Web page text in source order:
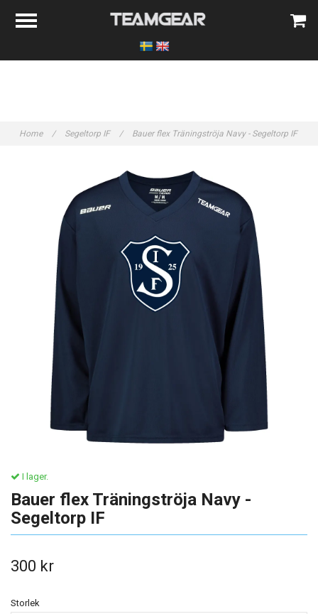
Home / Segeltorp IF / Bauer flex Träningströja Navy - Segeltorp IF
I lager.
Bauer flex Träningströja Navy -
Segeltorp IF
300 kr
Storlek